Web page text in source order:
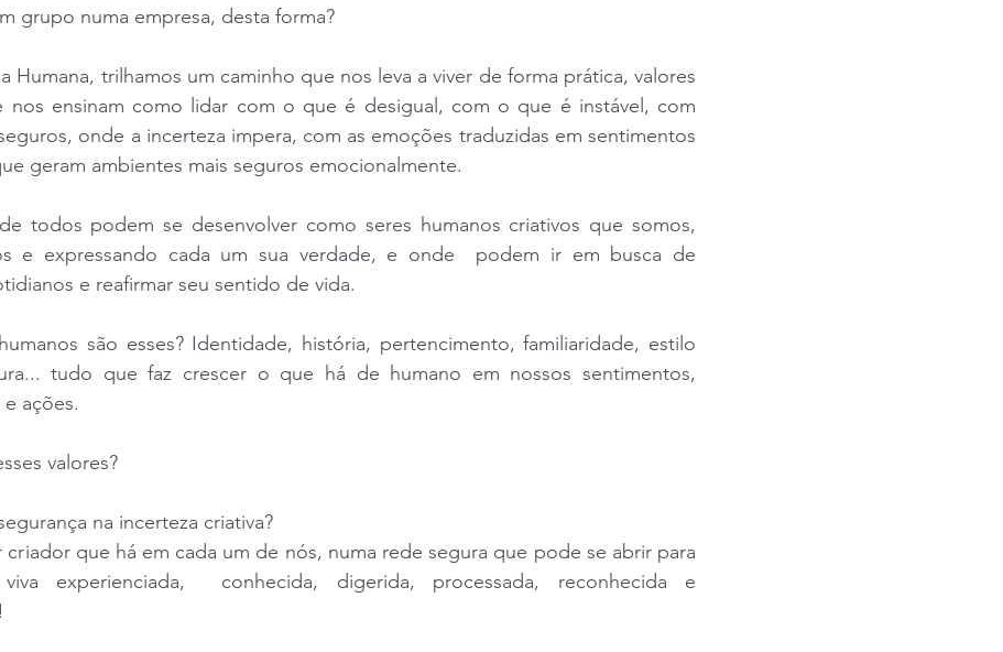
grupo numa empresa, desta forma?
Humana, trilhamos um caminho que nos leva a viver de forma prática, valores
nos ensinam como lidar com o que é desigual, com o que é instável, com
onde a incerteza impera, com as emoções traduzidas em sentimentos
geram ambientes mais seguros emocionalmente.
todos podem se desenvolver como seres humanos criativos que somos,
e expressando cada um sua verdade, e onde  podem ir em busca de
e reafirmar seu sentido de vida.
são esses? Identidade, história, pertencimento, familiaridade, estilo
tudo que faz crescer o que há de humano em nossos sentimentos,
ações.
valores?
na incerteza criativa?
criador que há em cada um de nós, numa rede segura que pode se abrir para
experienciada,  conhecida, digerida, processada, reconhecida e